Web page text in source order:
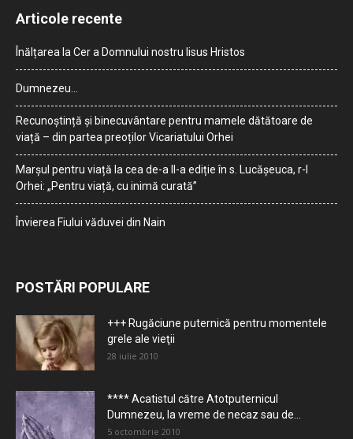
Articole recente
Înălțarea la Cer a Domnului nostru Iisus Hristos
Dumnezeu…
Recunoștință și binecuvântare pentru mamele dătătoare de
viață – din partea preoților Vicariatului Orhei
Marșul pentru viață la cea de-a II-a ediție în s. Lucășeuca, r-l
Orhei: „Pentru viață, cu inimă curată”
Învierea Fiului văduvei din Nain
POSTĂRI POPULARE
+++ Rugăciune puternică pentru momentele
grele ale vieţii
28 iulie 2010
**** Acatistul către Atotputernicul
Dumnezeu, la vreme de necaz sau de...
5 octombrie 2010